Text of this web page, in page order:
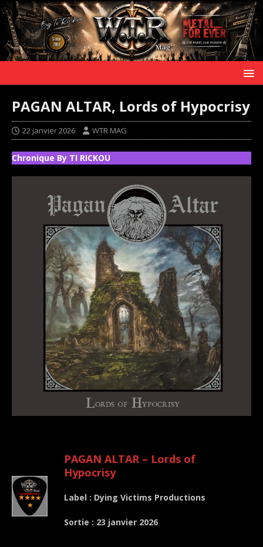
PAGAN ALTAR, Lords of Hypocrisy
22 janvier 2026 WTR MAG
Chronique By TI RICKOU
PAGAN ALTAR – Lords of
Hypocrisy
Label : Dying Victims Productions
Sortie : 23 janvier 2026